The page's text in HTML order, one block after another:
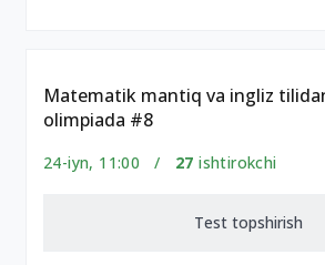
Matematik mantiq va ingliz
olimpiada #8
24-iyn, 11:00 / 27 ishtirokchi
Test topshirish